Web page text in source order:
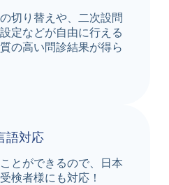
切り替えや、二次設問
定などが自由に行える
の高い問診結果が得ら
語対応
とができるので、日本
検者様にも対応！